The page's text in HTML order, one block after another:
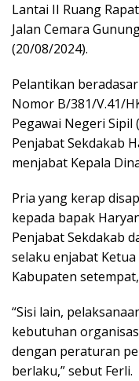
Lantai II Ruang
Jalan Cemara
(20/08/2024).
Pelantikan
Nomor B/381/V.41/
Pegawai Negeri Sipil
Penjabat Sekdakab
menjabat Kepala
Pria yang kerap
kepada bapak
Penjabat Sekdakab
selaku enjabat
Kabupaten setempat,
“Sisi lain,
kebutuhan
dengan peraturan
berlaku,” sebut Ferli.